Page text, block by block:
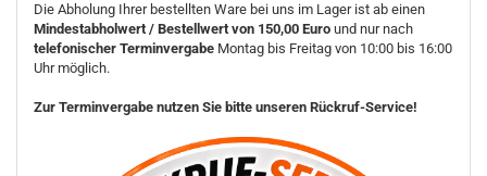
Die Abholung Ihrer bestellten Ware bei uns im Lager ist ab einen
Mindestabholwert / Bestellwert von 150,00 Euro und nur nach
telefonischer Terminvergabe Montag bis Freitag von 10:00 bis 16:00
Uhr möglich.
Zur Terminvergabe nutzen Sie bitte unseren Rückruf-Service!